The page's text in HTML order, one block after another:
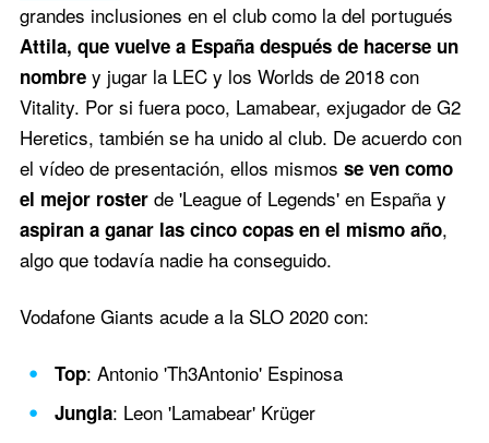
grandes inclusiones en el club como la del portugués
Attila, que vuelve a España después de hacerse un
nombrey jugar la LEC y los Worlds de 2018 con
Vitality. Por si fuera poco, Lamabear, exjugador de G2
Heretics, también se ha unido al club. De acuerdo con
el vídeo de presentación, ellos mismos se ven como
el mejor rosterde 'League of Legends' en España y
aspiran a ganar las cinco copas en el mismo año,
algo que todavía nadie ha conseguido.
Vodafone Giants acude a la SLO 2020 con:
Top: Antonio 'Th3Antonio' Espinosa
Jungla: Leon 'Lamabear' Krüger